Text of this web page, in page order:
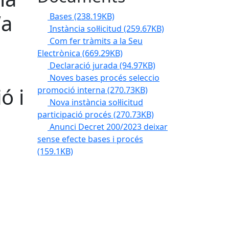
i
Bases (238.19KB)
Instància sol·licitud (259.67KB)
Com fer tràmits a la Seu
Electrònica (669.29KB)
Declaració jurada (94.97KB)
Noves bases procés seleccio
promoció interna (270.73KB)
Nova instància sol·licitud
participació procés (270.73KB)
Anunci Decret 200/2023 deixar
sense efecte bases i procés
(159.1KB)